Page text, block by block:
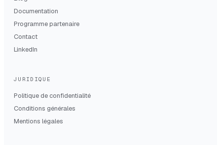
Documentation
Programme partenaire
Contact
LinkedIn
JURIDIQUE
Politique de confidentialité
Conditions générales
Mentions légales